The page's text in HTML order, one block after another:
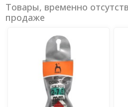
Товары, временно
продаже